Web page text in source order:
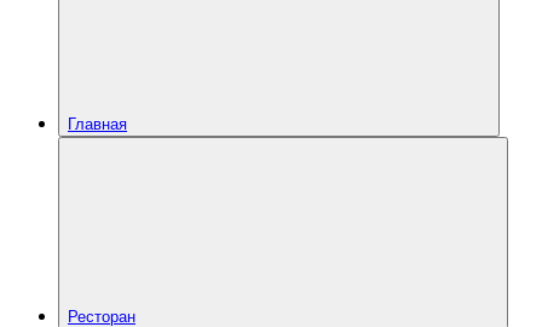
Главная
Ресторан